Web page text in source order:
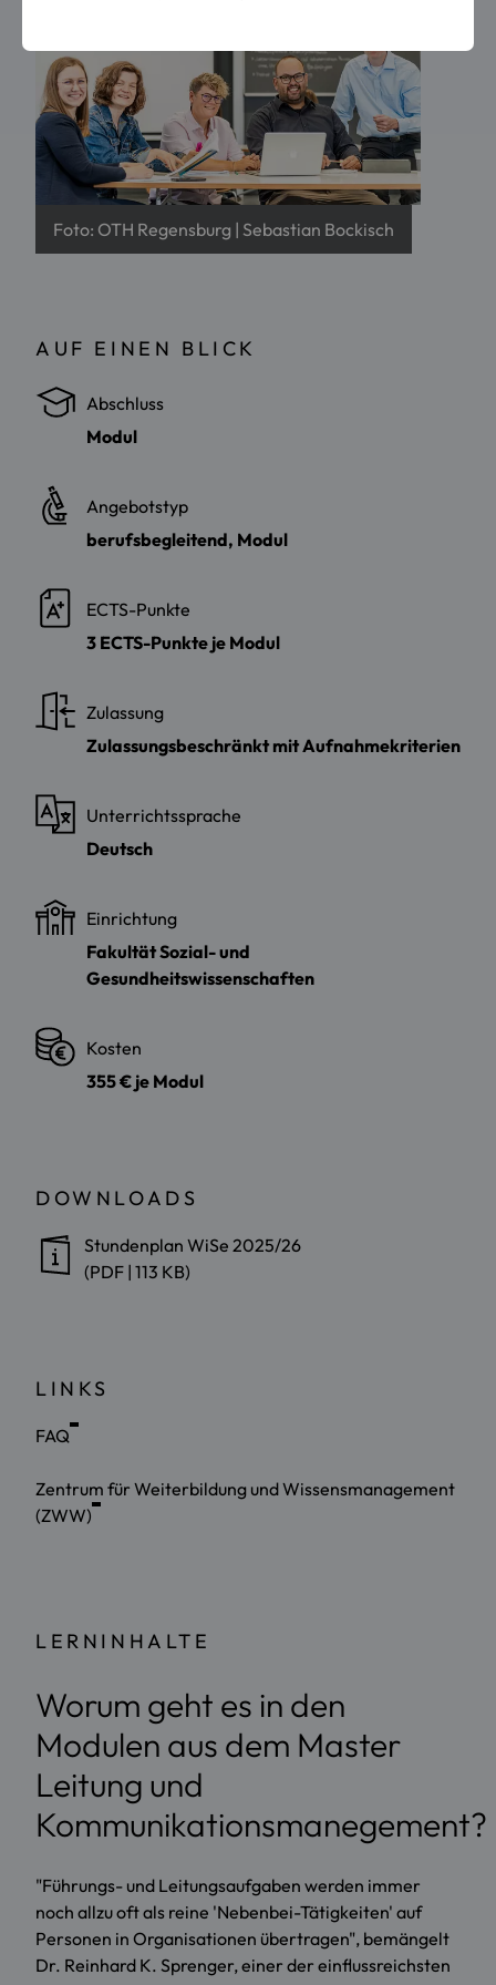
Foto: OTH Regensburg | Sebastian Bockisch
AUF EINEN BLICK
Abschluss
Modul
Angebotstyp
berufsbegleitend, Modul
ECTS-Punkte
3 ECTS-Punkte je Modul
Zulassung
Zulassungsbeschränkt mit Aufnahmekriterien
Unterrichtssprache
Deutsch
Einrichtung
Fakultät Sozial- und
Gesundheitswissenschaften
Kosten
355 € je Modul
DOWNLOADS
Stundenplan WiSe 2025/26
(PDF | 113 KB)
LINKS
FAQ
Zentrum für Weiterbildung und Wissensmanagement
(ZWW)
LERNINHALTE
Worum geht es in den
Modulen aus dem Master
Leitung und
Kommunikationsmanegement?
"Führungs- und Leitungsaufgaben werden immer
noch allzu oft als reine 'Nebenbei-Tätigkeiten' auf
Personen in Organisationen übertragen", bemängelt
Dr. Reinhard K. Sprenger, einer der einflussreichsten